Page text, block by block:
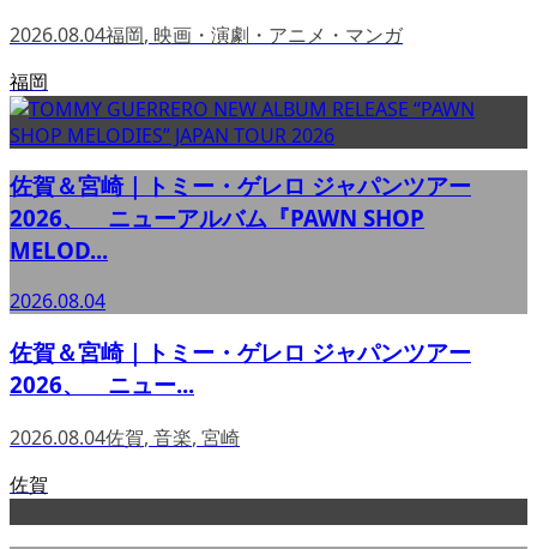
2026.08.04福岡, 映画・演劇・アニメ・マンガ
福岡
佐賀＆宮崎｜トミー・ゲレロ ジャパンツアー
2026、 ニューアルバム『PAWN SHOP
MELOD...
2026.08.04
佐賀＆宮崎｜トミー・ゲレロ ジャパンツアー
2026、 ニュー...
2026.08.04佐賀, 音楽, 宮崎
佐賀